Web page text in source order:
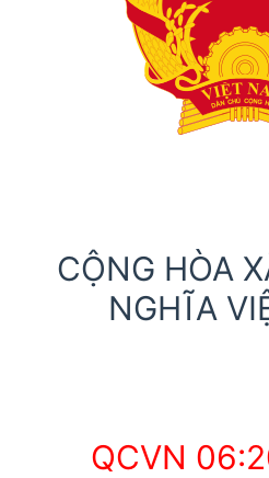
CỘNG HÒA
NGHĨA
QCVN